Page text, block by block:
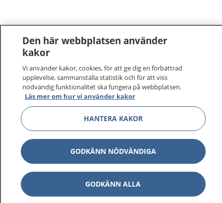
Den här webbplatsen använder
kakor
Vi använder kakor, cookies, för att ge dig en förbättrad
upplevelse, sammanställa statistik och för att viss
nödvändig funktionalitet ska fungera på webbplatsen.
Läs mer om hur vi använder kakor
HANTERA KAKOR
GODKÄNN NÖDVÄNDIGA
GODKÄNN ALLA